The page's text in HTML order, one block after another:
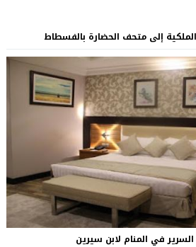
إلى متحف الحضارة بالفسطاط
في المنام لابن سيرين